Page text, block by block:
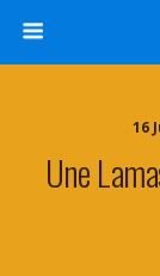
16
Une